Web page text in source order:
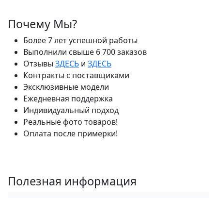
Почему Мы?
Более 7 лет успешной работы
Выполнили свыше 6 700 заказов
Отзывы ЗДЕСЬ и ЗДЕСЬ
Контракты с поставщиками
Эксклюзивные модели
Ежедневная поддержка
Индивидуальный подход
Реальные фото товаров!
Оплата после примерки!
Полезная информация